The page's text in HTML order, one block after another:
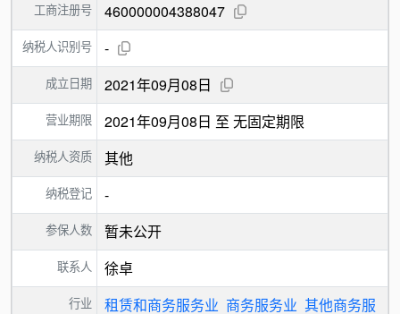
工商注册号 460000004388047
纳税人识别号 -
成立日期 2021年09月08日
营业期限 2021年09月08日 至 无固定期限
纳税人资质 其他
纳税登记 -
参保人数 暂未公开
联系人 徐卓
行业 租赁和商务服务业 商务服务业 其他商务服